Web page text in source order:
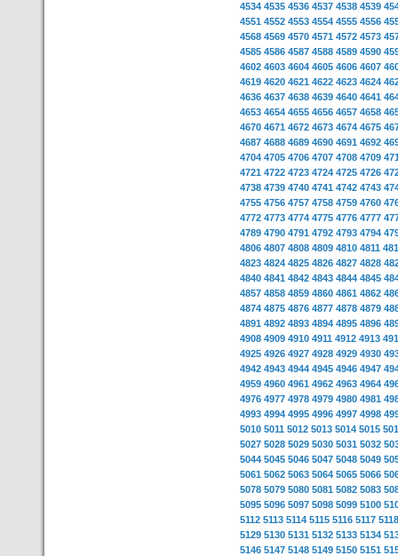
4534 4535 4536 4537 4538 4539
4551 4552 4553 4554 4555 4556
4568 4569 4570 4571 4572 4573
4585 4586 4587 4588 4589 4590
4602 4603 4604 4605 4606 4607
4619 4620 4621 4622 4623 4624
4636 4637 4638 4639 4640 4641
4653 4654 4655 4656 4657 4658
4670 4671 4672 4673 4674 4675
4687 4688 4689 4690 4691 4692
4704 4705 4706 4707 4708 4709
4721 4722 4723 4724 4725 4726
4738 4739 4740 4741 4742 4743
4755 4756 4757 4758 4759 4760
4772 4773 4774 4775 4776 4777
4789 4790 4791 4792 4793 4794
4806 4807 4808 4809 4810 4811
4823 4824 4825 4826 4827 4828
4840 4841 4842 4843 4844 4845
4857 4858 4859 4860 4861 4862
4874 4875 4876 4877 4878 4879
4891 4892 4893 4894 4895 4896
4908 4909 4910 4911 4912 4913
4925 4926 4927 4928 4929 4930
4942 4943 4944 4945 4946 4947
4959 4960 4961 4962 4963 4964
4976 4977 4978 4979 4980 4981
4993 4994 4995 4996 4997 4998
5010 5011 5012 5013 5014 5015
5027 5028 5029 5030 5031 5032
5044 5045 5046 5047 5048 5049
5061 5062 5063 5064 5065 5066
5078 5079 5080 5081 5082 5083
5095 5096 5097 5098 5099 5100
5112 5113 5114 5115 5116 5117 5118
5129 5130 5131 5132 5133 5134
5146 5147 5148 5149 5150 5151